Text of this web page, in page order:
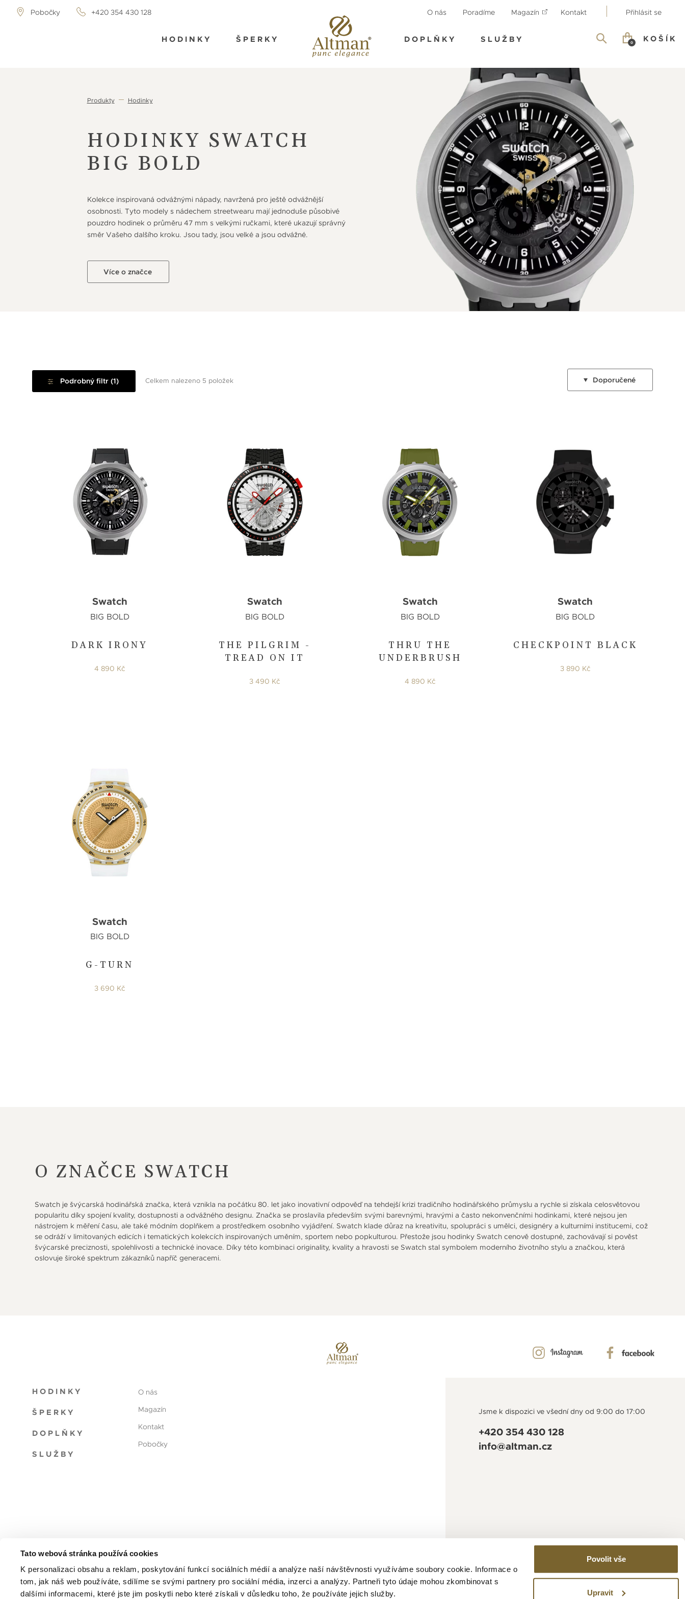
Tato webová stránka používá cookies
K personalizaci obsahu a reklam, poskytování funkcí sociálních médií a analýze naší návštěvnosti využíváme soubory cookie. Informace o
tom, jak náš web používáte, sdílíme se svými partnery pro sociální média, inzerci a analýzy. Partneři tyto údaje mohou zkombinovat s
dalšími informacemi, které jste jim poskytli nebo které získali v důsledku toho, že používáte jejich služby.
Povolit vše
Upravit
Pobočky +420 354 430 128 O nás Poradíme Magazín Kontakt Přihlásit se
HODINKY ŠPERKY DOPLŇKY SLUŽBY KOŠÍK
0
Produkty Hodinky
HODINKY SWATCH
BIG BOLD
Kolekce inspirovaná odvážnými nápady, navržená pro ještě odvážnější
osobnosti. Tyto modely s nádechem streetwearu mají jednoduše působivé
pouzdro hodinek o průměru 47 mm s velkými ručkami, které ukazují správný
směr Vašeho dalšího kroku. Jsou tady, jsou velké a jsou odvážné.
Více o značce
Podrobný filtr (1) Celkem nalezeno 5 položek Doporučené
DARK IRONY
Swatch
BIG BOLD
4 890 Kč
THE PILGRIM -
TREAD ON IT
Swatch
BIG BOLD
3 490 Kč
THRU THE
UNDERBRUSH
Swatch
BIG BOLD
4 890 Kč
CHECKPOINT BLACK
Swatch
BIG BOLD
3 890 Kč
G-TURN
Swatch
BIG BOLD
3 690 Kč
O ZNAČCE SWATCH
Swatch je švýcarská hodinářská značka, která vznikla na počátku 80. let jako inovativní odpověď na tehdejší krizi tradičního hodinářského průmyslu a rychle si získala celosvětovou
popularitu díky spojení kvality, dostupnosti a odvážného designu. Značka se proslavila především svými barevnými, hravými a často nekonvenčními hodinkami, které nejsou jen
nástrojem k měření času, ale také módním doplňkem a prostředkem osobního vyjádření. Swatch klade důraz na kreativitu, spolupráci s umělci, designéry a kulturními institucemi, což
se odráží v limitovaných edicích i tematických kolekcích inspirovaných uměním, sportem nebo popkulturou. Přestože jsou hodinky Swatch cenově dostupné, zachovávají si pověst
švýcarské preciznosti, spolehlivosti a technické inovace. Díky této kombinaci originality, kvality a hravosti se Swatch stal symbolem moderního životního stylu a značkou, která
oslovuje široké spektrum zákazníků napříč generacemi.
HODINKY
ŠPERKY
DOPLŇKY
SLUŽBY
O nás
Magazín
Kontakt
Pobočky
Jsme k dispozici ve všední dny od 9:00 do 17:00
+420 354 430 128
info@altman.cz
Reklamační řád Obchodní podmínky Ochrana osobních údajů